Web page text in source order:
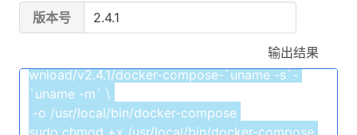
版本号
输出结果